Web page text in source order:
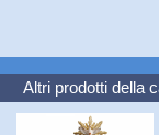
Altri prodotti della